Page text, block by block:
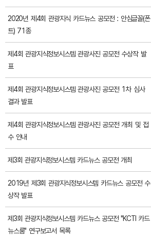
2020년 제4회 관광지식 카드뉴스 공모전 : 안심글꼴(폰
트) 71종
제4회 관광지식정보시스템 관광사진 공모전 수상작 발
표
제4회 관광지식정보시스템 관광사진 공모전 1차 심사
결과 발표
제4회 관광지식정보시스템 관광사진 공모전 개최 및 접
수 안내
제3회 관광지식정보시스템 카드뉴스 공모전 개최
2019년 제3회 관광지식정보시스템 카드뉴스 공모전 수
상작 발표
제3회 관광지식정보시스템 카드뉴스 공모전 "KCTI 카드
뉴스룸" 연구보고서 목록